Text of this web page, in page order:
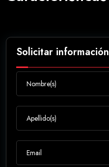
Solicitar información